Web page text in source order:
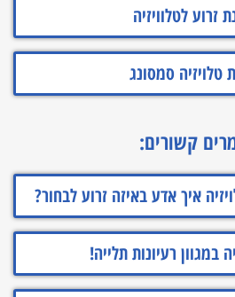
זרוע לטלוויזיה
טלויזיה סמסונג
קשורים:
איך אדע באיזה זרוע לבחור?
במגוון רעיונות תלייה!